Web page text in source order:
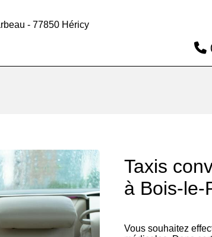
- 77850 Héricy
Taxis
à Bois-le-
Vous souhaitez